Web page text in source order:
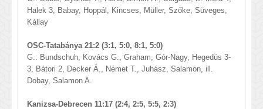
Halek 3, Babay, Hoppál, Kincses, Müller, Szőke, Süveges,
Kállay
OSC-Tatabánya 21:2 (3:1, 5:0, 8:1, 5:0)
G.: Bundschuh, Kovács G., Graham, Gór-Nagy, Hegedüs 3-
3, Bátori 2, Decker Á., Német T., Juhász, Salamon, ill.
Dobay, Salamon A.
Kanizsa-Debrecen 11:17 (2:4, 2:5, 5:5, 2:3)